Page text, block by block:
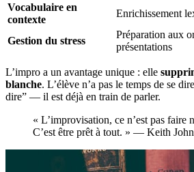
Vocabulaire en
contexte
Enrichissement
Gestion du stress
Préparation aux
présentations
L’impro a un avantage unique : elle
blanche. L’élève n’a pas le temps de se
dire” — il est déjà en train de parler.
« L’improvisation, ce n’est pas faire
C’est être prêt à tout. » — Keith